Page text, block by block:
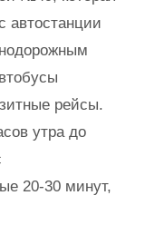
автостанции
рейсы.
утра до
20-30 минут,